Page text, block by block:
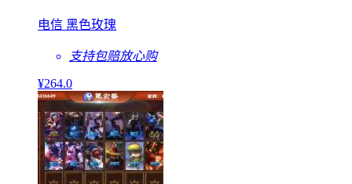
电信 黑色玫瑰
支持包赔放心购
¥264.0